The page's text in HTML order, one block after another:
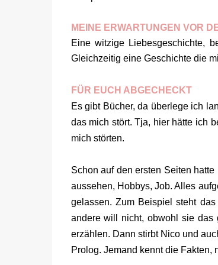
MEINE ERWARTUNGEN VOR
Eine witzige Liebesgeschichte,
Gleichzeitig eine Geschichte die
FÜR EUCH ABGECHECKT
Es gibt Bücher, da überlege ich
das mich stört. Tja, hier hätte ich
mich störten.
Schon auf den ersten Seiten
aussehen, Hobbys, Job. Alles
gelassen. Zum Beispiel steht
andere will nicht, obwohl sie das
erzählen. Dann stirbt Nico und
Prolog. Jemand kennt die Fakten,